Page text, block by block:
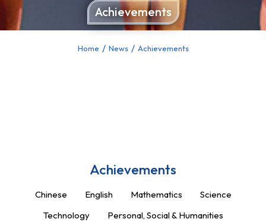
Achievements
Home News Achievements
Achievements
Chinese English Mathematics
Personal, Social & Humanities
Science
Technology